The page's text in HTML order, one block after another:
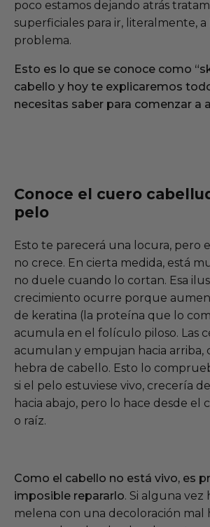
poco estamos dejando atrás
superficiales para ir, literalmente, a
problema.
Esto es lo que se conoce como
cabello y hoy te explicaremos
necesitas saber para comenzar a
Conoce el cuero
pelo
Esto te parecerá una locura, pero
no crece. En cierta medida, está
no duele cuando lo cortan. Esa
crecimiento ocurre porque
de keratina (la proteína que lo
acumula en el folículo piloso. Las
acumulan y empujan hacia arriba,
hebra de cabello. Esto lo
si el pelo estuviese vivo, crecería
hacia abajo, pero lo hace desde el
o raíz.
Como el cabello no está vivo, es
imposible repararlo. Si alguna vez
melena con una decoloración mal